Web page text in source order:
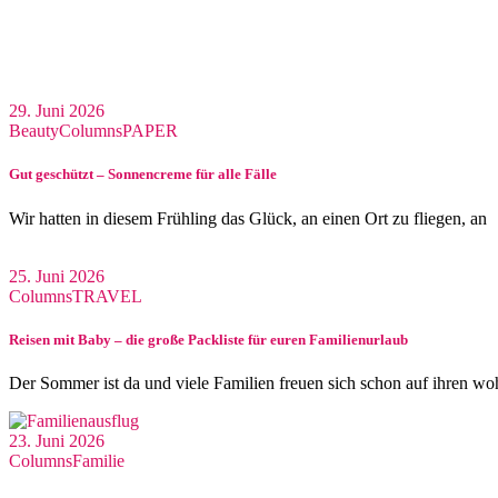
29. Juni 2026
BeautyColumnsPAPER
Gut geschützt – Sonnencreme für alle Fälle
Wir hatten in diesem Frühling das Glück, an einen Ort zu fliegen, an
25. Juni 2026
ColumnsTRAVEL
Reisen mit Baby – die große Packliste für euren Familienurlaub
Der Sommer ist da und viele Familien freuen sich schon auf ihren
23. Juni 2026
ColumnsFamilie